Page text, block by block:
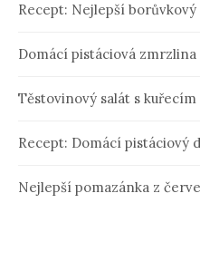
Recept: Nejlepší
Domácí pistáciová
Těstovinový salát s kuřecím
Recept: Domácí pistáciový
Nejlepší pomazánka z